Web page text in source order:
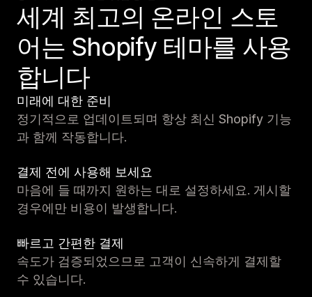
세계 최고의 온라인 스토
어는 Shopify 테마를 사용
합니다
미래에 대한 준비
정기적으로 업데이트되며 항상 최신 Shopify 기능
과 함께 작동합니다.
결제 전에 사용해 보세요
마음에 들 때까지 원하는 대로 설정하세요. 게시할
경우에만 비용이 발생합니다.
빠르고 간편한 결제
속도가 검증되었으므로 고객이 신속하게 결제할
수 있습니다.